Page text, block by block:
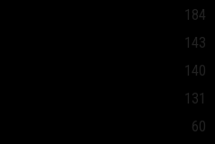
184
143
140
131
60